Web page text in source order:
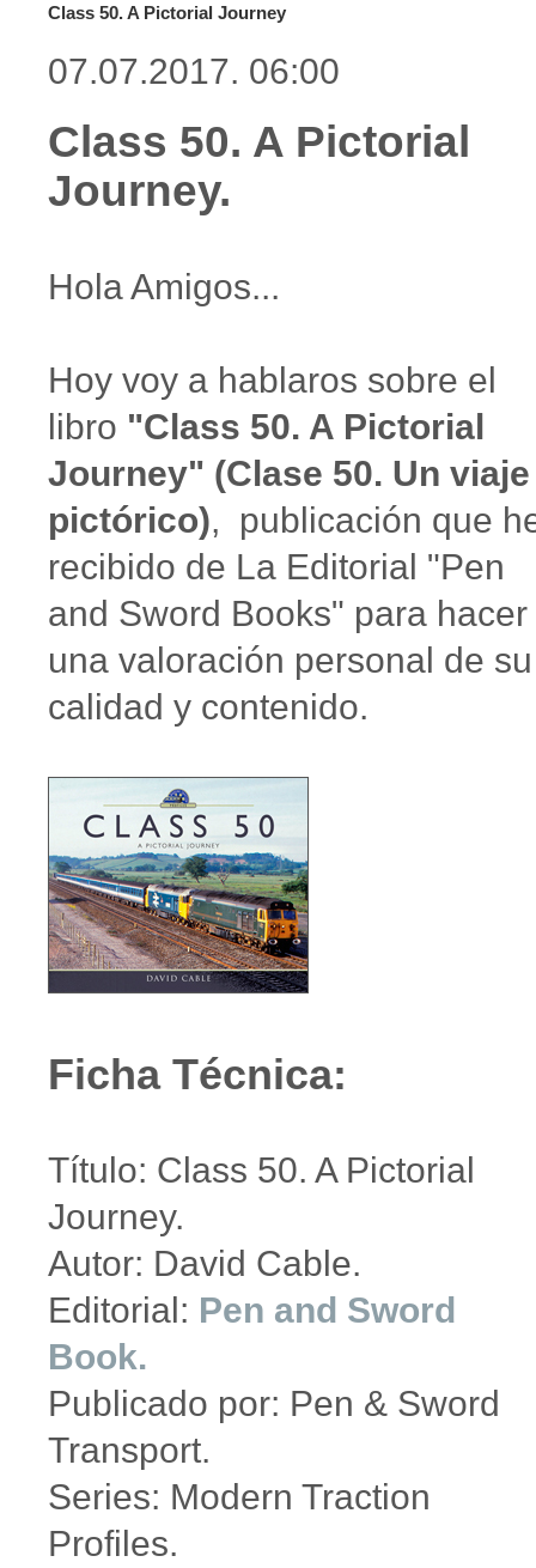
Class 50. A Pictorial Journey
07.07.2017. 06:00
Class 50. A Pictorial
Journey.
Hola Amigos...
Hoy voy a hablaros sobre el
libro "Class 50. A Pictorial
Journey" (Clase 50. Un viaje
pictórico), publicación que
recibido de La Editorial "Pen
and Sword Books" para hacer
una valoración personal de su
calidad y contenido.
Ficha Técnica:
Título: Class 50. A Pictorial
Journey.
Autor: David Cable.
Editorial: Pen and Sword
Book.
Publicado por: Pen & Sword
Transport.
Series: Modern Traction
Profiles.